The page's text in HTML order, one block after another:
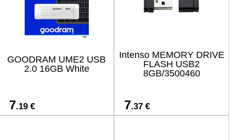
GOODRAM UME2 USB
2.0 16GB White
7.19 €
Intenso MEMORY DRIVE
FLASH USB2
8GB/3500460
7.37 €